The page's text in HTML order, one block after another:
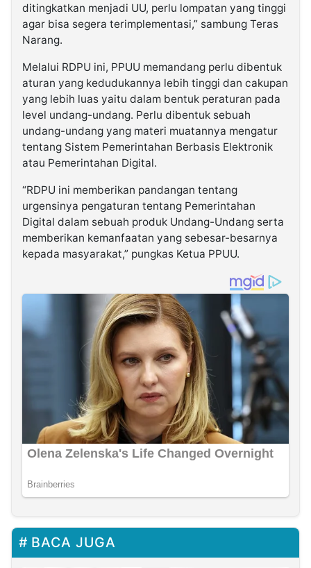
ditingkatkan menjadi UU, perlu lompatan yang tinggi
agar bisa segera terimplementasi,” sambung Teras
Narang.
Melalui RDPU ini, PPUU memandang perlu dibentuk
aturan yang kedudukannya lebih tinggi dan cakupan
yang lebih luas yaitu dalam bentuk peraturan pada
level undang-undang. Perlu dibentuk sebuah
undang-undang yang materi muatannya mengatur
tentang Sistem Pemerintahan Berbasis Elektronik
atau Pemerintahan Digital.
“RDPU ini memberikan pandangan tentang
urgensinya pengaturan tentang Pemerintahan
Digital dalam sebuah produk Undang-Undang serta
memberikan kemanfaatan yang sebesar-besarnya
kepada masyarakat,” pungkas Ketua PPUU.
BACA JUGA